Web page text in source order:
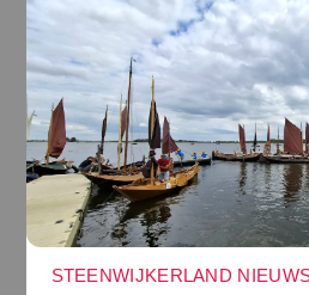
STEENWIJKERLAND